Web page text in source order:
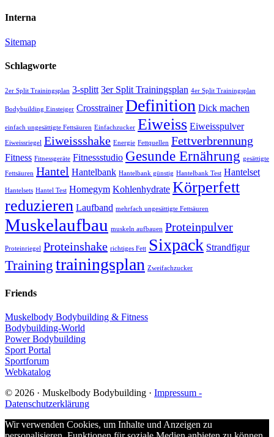
Interna
Sitemap
Schlagworte
2er Split Trainingsplan 3-splitt 3er Split Trainingsplan 4er Split Trainingsplan
Bodybuilding Einsteiger Crosstrainer Definition Dick machen
einfach ungesättigte Fettsäuren Einfachzucker Eiweiss Eiweisspulver
Eiweissriegel Eiweissshake Energie Fettquellen Fettverbrennung
Fitness Fitnessgeräte Fitnessstudio Gesunde Ernährung gesättigte
Fettsäuren Hantel Hantelbank Hantelbank günstig Hantelbank Test Hantelset
Hantelsets Hantel Test Homegym Kohlenhydrate Körperfett
reduzieren Laufband mehrfach ungesättigte Fettsäuren
Muskelaufbau muskeln aufbauen Proteinpulver
Proteinriegel Proteinshake richtiges Fett Sixpack Strandfigur
Trainingtrainingsplan Zweifachzucker
Friends
Muskelbody Bodybuilding & Fitness
Bodybuilding-World
Power Bodybuilding
Sport Portal
Sportforum
Webkatalog
© 2026 · Muskelbody Bodybuilding · Impressum -
Datenschutzerklärung
Wir verwenden Cookies, um Inhalte und Anzeigen zu